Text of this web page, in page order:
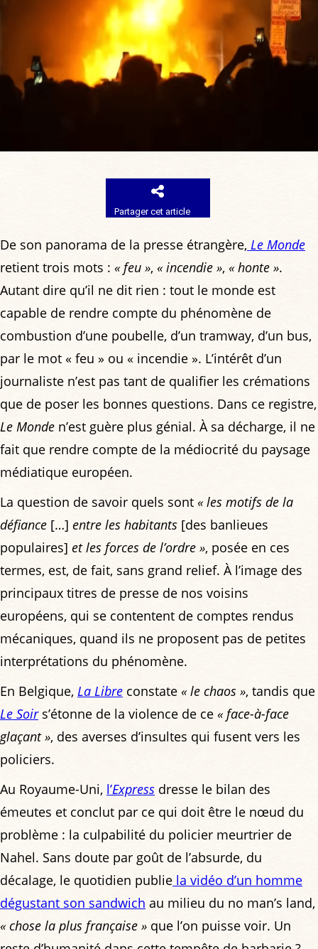
Partager cet article
De son panorama de la presse étrangère, Le Monde
retient trois mots : « feu », « incendie », « honte ».
Autant dire qu’il ne dit rien : tout le monde est
capable de rendre compte du phénomène de
combustion d’une poubelle, d’un tramway, d’un bus,
par le mot « feu » ou « incendie ». L’intérêt d’un
journaliste n’est pas tant de qualifier les crémations
que de poser les bonnes questions. Dans ce registre,
Le Monde n’est guère plus génial. À sa décharge, il ne
fait que rendre compte de la médiocrité du paysage
médiatique européen.
La question de savoir quels sont « les motifs de la
défiance […] entre les habitants [des banlieues
populaires] et les forces de l’ordre », posée en ces
termes, est, de fait, sans grand relief. À l’image des
principaux titres de presse de nos voisins
européens, qui se contentent de comptes rendus
mécaniques, quand ils ne proposent pas de petites
interprétations du phénomène.
En Belgique, La Libre constate « le chaos », tandis que
Le Soirs’étonne de la violence de ce « face-à-face
glaçant », des averses d’insultes qui fusent vers les
policiers.
Au Royaume-Uni, l’Express dresse le bilan des
émeutes et conclut par ce qui doit être le nœud du
problème : la culpabilité du policier meurtrier de
Nahel. Sans doute par goût de l’absurde, du
décalage, le quotidien publie la vidéo d’un homme
dégustant son sandwich au milieu du no man’s land,
« chose la plus française » que l’on puisse voir. Un